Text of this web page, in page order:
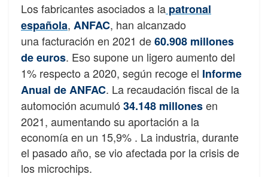
Los fabricantes asociados a la patronal
española, ANFAC, han alcanzado
una facturación en 2021 de60.908 millones
de euros. Eso supone un ligero aumento del
1% respecto a 2020, según recoge el Informe
Anual de ANFAC. La recaudación fiscal de la
automoción acumuló 34.148 millonesen
2021, aumentando su aportación a la
economía en un 15,9% . La industria, durante
el pasado año, se vio afectada por la crisis de
los microchips.